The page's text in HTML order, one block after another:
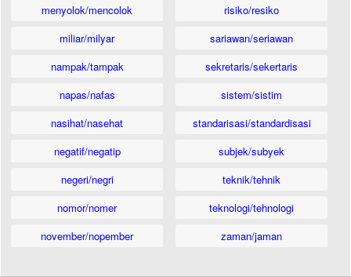
menyolok/mencolok
miliar/milyar
nampak/tampak
napas/nafas
nasihat/nasehat
negatif/negatip
negeri/negri
nomor/nomer
november/nopember
risiko/resiko
sariawan/seriawan
sekretaris/sekertaris
sistem/sistim
standarisasi/standardisasi
subjek/subyek
teknik/tehnik
teknologi/tehnologi
zaman/jaman